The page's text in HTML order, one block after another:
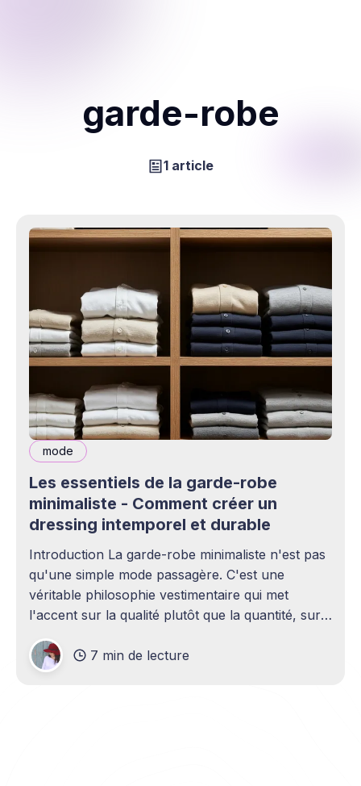
garde-robe
1 article
mode
Les essentiels de la garde-robe
minimaliste - Comment créer un
dressing intemporel et durable
Introduction La garde-robe minimaliste n'est pas
qu'une simple mode passagère. C'est une
véritable philosophie vestimentaire qui met
l'accent sur la qualité plutôt que la quantité, sur
l'éphémère. À l'heure où
7 min de lecture